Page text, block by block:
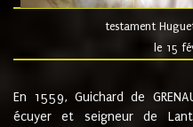
testament
le 15
En 1559, Guichard de
écuyer et seigneur de